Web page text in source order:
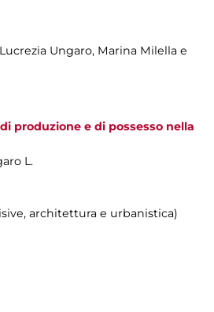
Ungaro, Marina Milella e
produzione e di possesso nella
L.
architettura e urbanistica)